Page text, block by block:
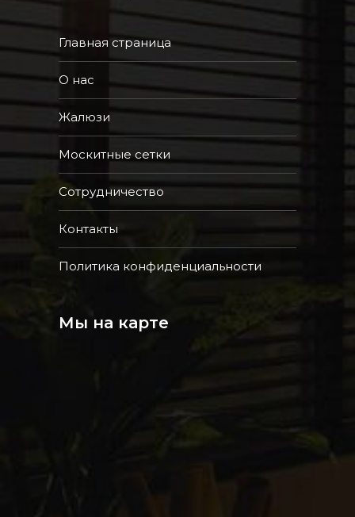
Главная страница
О нас
Жалюзи
Москитные сетки
Сотрудничество
Контакты
Политика конфиденциальности
Мы на карте